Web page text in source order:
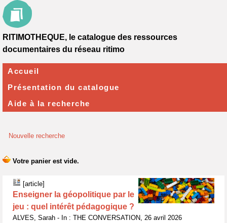
Nouvelle recherche
[article]
Enseigner la géopolitique par le
jeu : quel intérêt pédagogique ?
ALVES, Sarah - In : THE CONVERSATION, 26 avril 2026
RITIMOTHEQUE, le catalogue des ressources
documentaires du réseau ritimo
Accueil
Présentation du catalogue
Aide à la recherche